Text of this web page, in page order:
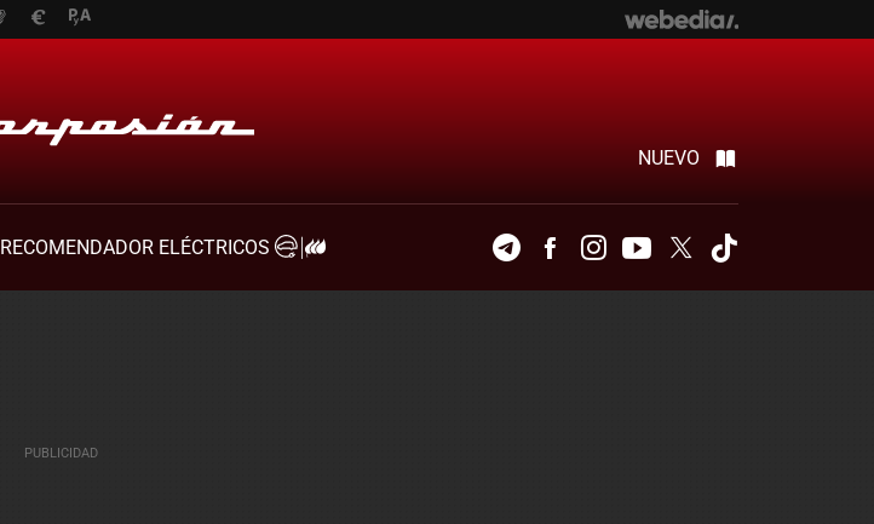
NUEVO
RECOMENDADOR ELÉCTRICOS
TelegramFacebookInstagramYoutubeTwitter